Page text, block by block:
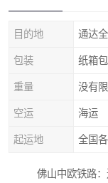
目的地 通达
包装 纸箱
重量 没有
空运 海运
起运地 全国
佛山中欧铁路